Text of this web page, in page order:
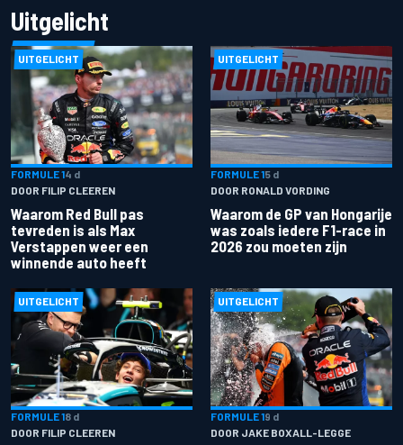
Uitgelicht
UITGELICHT
FORMULE 14 d
DOOR FILIP CLEEREN
Waarom Red Bull pas
tevreden is als Max
Verstappen weer een
winnende auto heeft
UITGELICHT
FORMULE 15 d
DOOR RONALD VORDING
Waarom de GP van Hongarije
was zoals iedere F1-race in
2026 zou moeten zijn
UITGELICHT
FORMULE 18 d
DOOR FILIP CLEEREN
UITGELICHT
FORMULE 19 d
DOOR JAKE BOXALL-LEGGE